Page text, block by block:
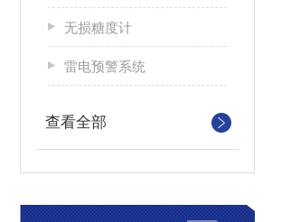
无损糖度计
雷电预警系统
查看全部